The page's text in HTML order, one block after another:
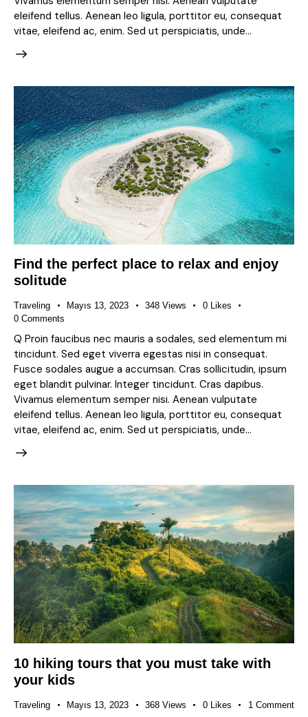
eleifend tellus. Aenean leo ligula, porttitor eu, consequat
vitae, eleifend ac, enim. Sed ut perspiciatis, unde…
Find the perfect place to relax and enjoy
solitude
Traveling Mayıs 13, 2023 348 Views 0 Likes
0 Comments
Q Proin faucibus nec mauris a sodales, sed elementum mi
tincidunt. Sed eget viverra egestas nisi in consequat.
Fusce sodales augue a accumsan. Cras sollicitudin, ipsum
eget blandit pulvinar. Integer tincidunt. Cras dapibus.
Vivamus elementum semper nisi. Aenean vulputate
eleifend tellus. Aenean leo ligula, porttitor eu, consequat
vitae, eleifend ac, enim. Sed ut perspiciatis, unde…
10 hiking tours that you must take with
your kids
Traveling Mayıs 13, 2023 368 Views 0 Likes 1 Comment